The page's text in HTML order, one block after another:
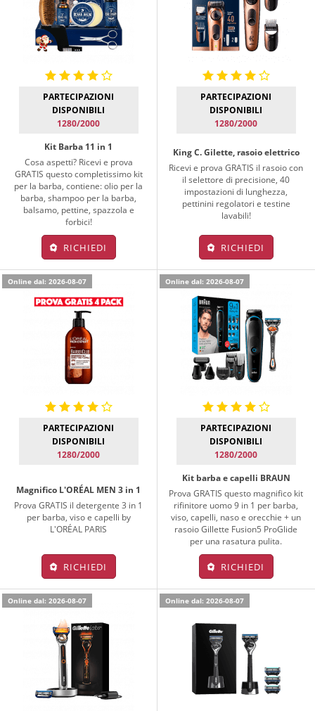
PARTECIPAZIONI
DISPONIBILI
1280/2000
Kit Barba 11 in 1
Cosa aspetti? Ricevi e prova
GRATIS questo completissimo kit
per la barba, contiene: olio per la
barba, shampoo per la barba,
balsamo, pettine, spazzola e
forbici!
RICHIEDI
PARTECIPAZIONI
DISPONIBILI
1280/2000
King C. Gilette, rasoio elettrico
Ricevi e prova GRATIS il rasoio con
il selettore di precisione, 40
impostazioni di lunghezza,
pettinini regolatori e testine
lavabili!
RICHIEDI
Online dal: 2026-08-07
PARTECIPAZIONI
DISPONIBILI
1280/2000
Magnifico L'ORÉAL MEN 3 in 1
Prova GRATIS il detergente 3 in 1
per barba, viso e capelli by
L'ORÉAL PARIS
RICHIEDI
Online dal: 2026-08-07
PARTECIPAZIONI
DISPONIBILI
1280/2000
Kit barba e capelli BRAUN
Prova GRATIS questo magnifico kit
rifinitore uomo 9 in 1 per barba,
viso, capelli, naso e orecchie + un
rasoio Gillette Fusion5 ProGlide
per una rasatura pulita.
RICHIEDI
Online dal: 2026-08-07 Online dal: 2026-08-07